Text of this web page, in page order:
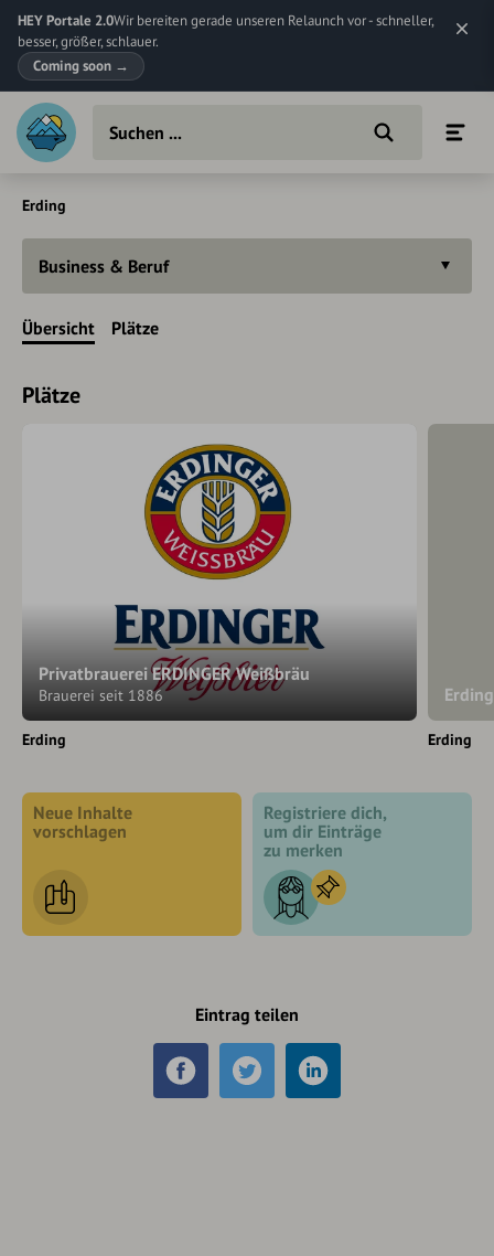
HEY Portale 2.0Wir bereiten gerade unseren Relaunch vor - schneller,
besser, größer, schlauer.
Coming soon →
Erding
Business & Beruf
Übersicht Plätze
Plätze
Privatbrauerei ERDINGER Weißbräu
Brauerei seit 1886
Erding Erding
Neue Inhalte
vorschlagen
Registriere dich,
um dir Einträge
zu merken
Eintrag teilen